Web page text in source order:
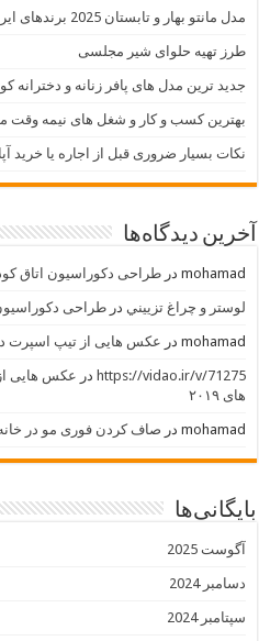
مدل مانتو بهار و تابستان 2025 برندهای ایرانی
طرز تهیه حلوای شیر مجلسی
جدید ترین مدل های پافر زنانه و دخترانه
بهترین کسب و کار و شغل های نیمه وقت
نکات بسیار ضروری قبل از اجاره یا خرید
آخرین دیدگاه‌ها
mohamad درطراحی دکوراسیون اتاق
لوستر و چراغ تزييني درطراحی دکوراسیون
mohamad در عکس هایی از تیپ اسپرت
https://vidao.ir/v/71275 در عکس هایی از
های ۲۰۱۹
mohamad در صاف کردن فوری مو در
بایگانی‌ها
آگوست 2025
دسامبر 2024
سپتامبر 2024